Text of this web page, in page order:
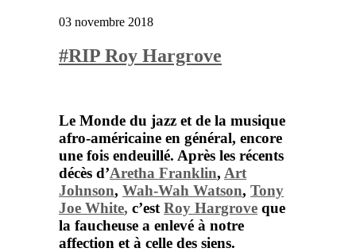
03 novembre 2018
#RIP Roy Hargrove
Le Monde du jazz et de la musique
afro-américaine en général, encore
une fois endeuillé. Après les récents
décès d’Aretha Franklin, Art
Johnson, Wah-Wah Watson, Tony
Joe White, c’est Roy Hargrove que
la faucheuse a enlevé à notre
affection et à celle des siens.